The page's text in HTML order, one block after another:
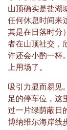
山顶确实是盐湖
任何休息时间来
其是在日落时分
者在山顶社交，
许还会小酌一杯
上用场了。
吸引力显而易见
足的停车位，
过一片绿荫蔽日
博纳维尔海岸线